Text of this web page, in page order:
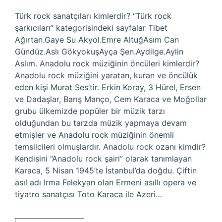
Türk rock sanatçıları kimlerdir? “Türk rock
şarkıcıları” kategorisindeki sayfalar Tibet
Ağırtan.Gaye Su Akyol.Emre AltuğAsım Can
Gündüz.Aslı GökyokuşAyça Şen.Aydilge.Aylin
Aslım. Anadolu rock müziğinin öncüleri kimlerdir?
Anadolu rock müziğini yaratan, kuran ve öncülük
eden kişi Murat Ses’tir. Erkin Koray, 3 Hürel, Ersen
ve Dadaşlar, Barış Manço, Cem Karaca ve Moğollar
grubu ülkemizde popüler bir müzik tarzı
olduğundan bu tarzda müzik yapmaya devam
etmişler ve Anadolu rock müziğinin önemli
temsilcileri olmuşlardır. Anadolu rock ozanı kimdir?
Kendisini “Anadolu rock şairi” olarak tanımlayan
Karaca, 5 Nisan 1945’te İstanbul’da doğdu. Çiftin
asıl adı Irma Felekyan olan Ermeni asıllı opera ve
tiyatro sanatçısı Toto Karaca ile Azeri…